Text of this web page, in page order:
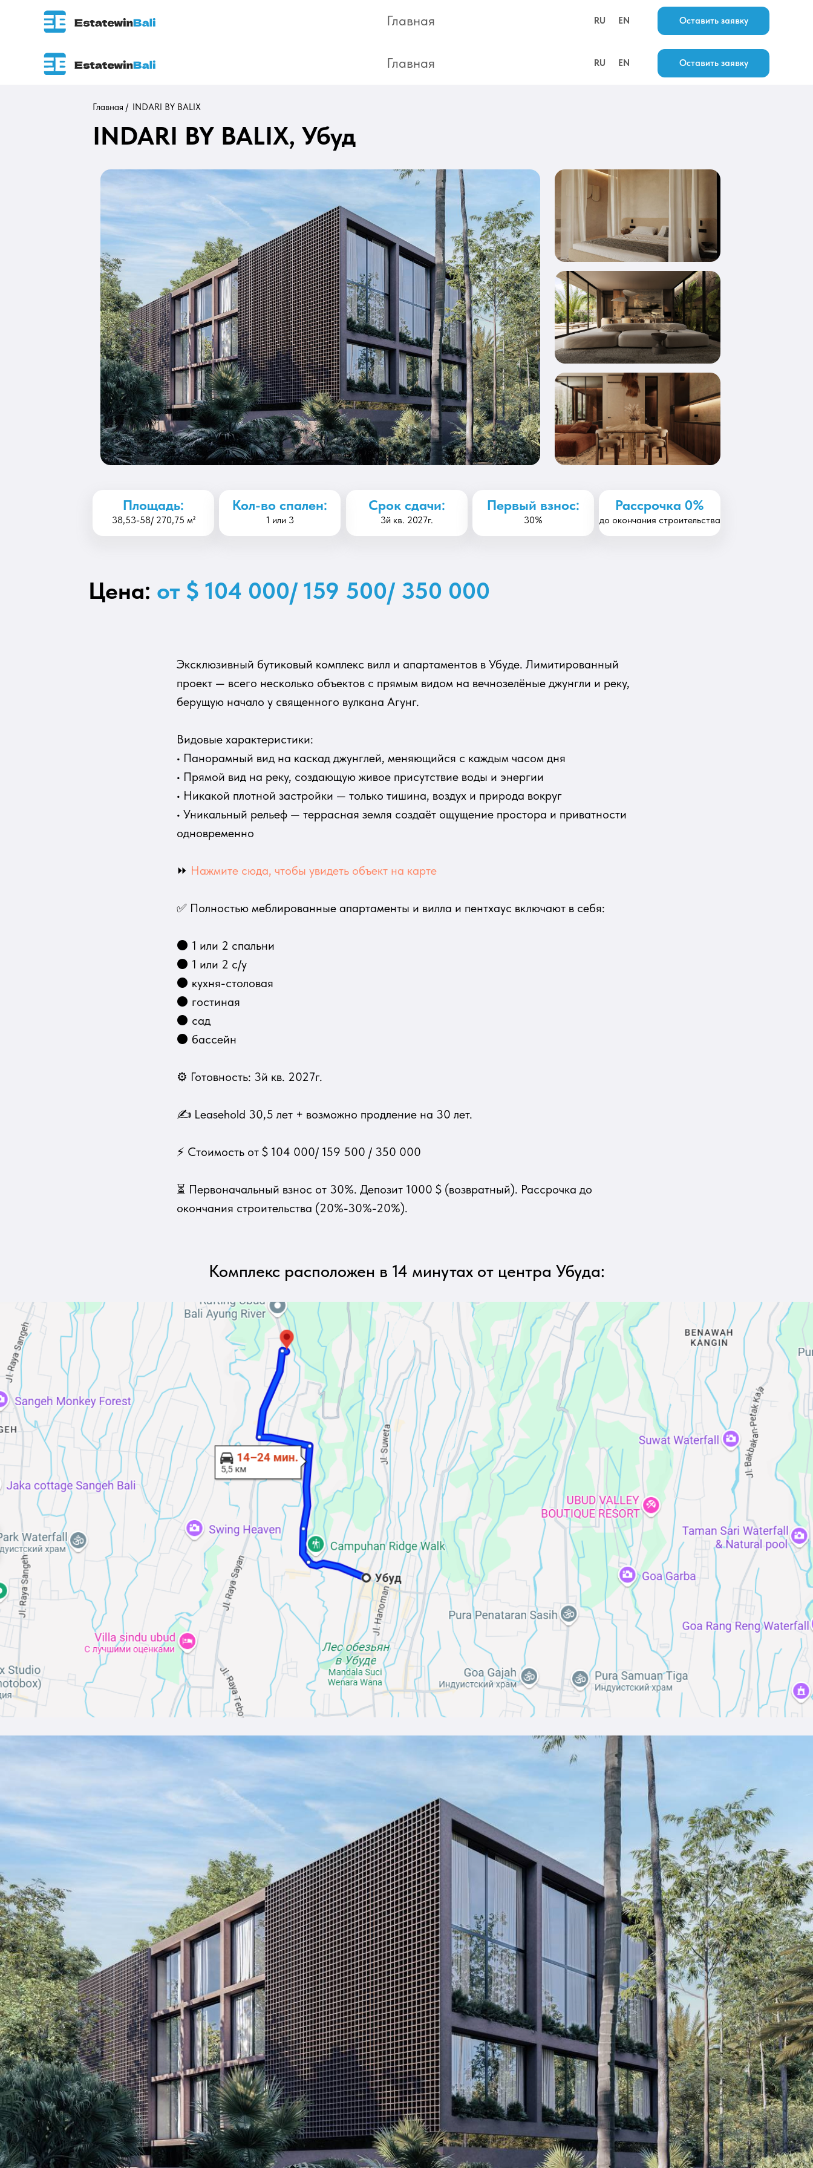
Главная RU EN Оставить заявку
Главная RU EN Оставить заявку
Главная / INDARI BY BALIX
Площадь:
Цена: от $ 104 000/ 159 500/ 350 000
38,53-58/ 270,75 м²
Срок сдачи:
3й кв. 2027г.
Первый взнос:
30%
Рассрочка 0%
до окончания строительства
INDARI BY BALIX, Убуд
Кол-во спален:
1 или 3
Эксклюзивный бутиковый комплекс вилл и апартаментов в Убуде. Лимитированный
проект — всего несколько объектов с прямым видом на вечнозелёные джунгли и реку,
берущую начало у священного вулкана Агунг.
Видовые характеристики:
• Панорамный вид на каскад джунглей, меняющийся с каждым часом дня
• Прямой вид на реку, создающую живое присутствие воды и энергии
• Никакой плотной застройки — только тишина, воздух и природа вокруг
• Уникальный рельеф — террасная земля создаёт ощущение простора и приватности
одновременно
⏩ Нажмите сюда, чтобы увидеть объект на карте
✅ Полностью меблированные апартаменты и вилла и пентхаус включают в себя:
⚫ 1 или 2 спальни
⚫ 1 или 2 с/у
⚫ кухня-столовая
⚫ гостиная
⚫ сад
⚫ бассейн
⚙ Готовность: 3й кв. 2027г.
✍ Leasehold 30,5 лет + возможно продление на 30 лет.
⚡ Стоимость от $ 104 000/ 159 500 / 350 000
⏳ Первоначальный взнос от 30%. Депозит 1000 $ (возвратный). Рассрочка до
окончания строительства (20%-30%-20%).
Комплекс расположен в 14 минутах от центра Убуда: